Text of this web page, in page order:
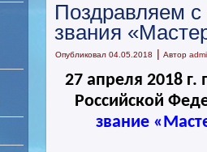
Поздравляем с
звания
Опубликовал 04.05.2018 Автор
27 апреля 2018 г.
Российской
звание